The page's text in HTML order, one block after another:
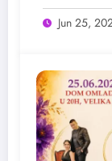
Jun 25,